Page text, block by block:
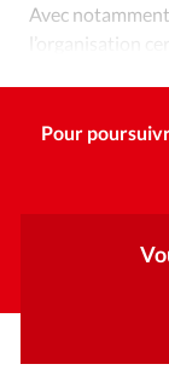
Avec
l’organisation
Pour